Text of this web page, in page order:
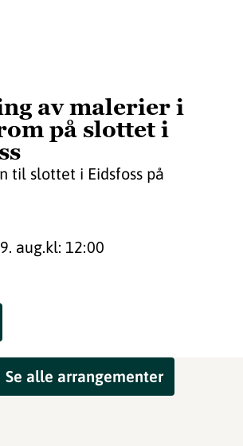
av malerier i
på slottet i
til slottet i Eidsfoss på
aug.kl: 12:00
Se alle arrangementer